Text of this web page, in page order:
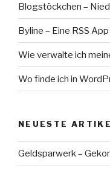
Blogstöckchen –
Byline – Eine RSS
Wie verwalte ich
Wo finde ich in
NEUESTE
Geldsparwerk –